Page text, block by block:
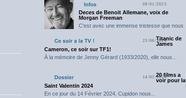
09/01/2025
Deces de Benoit Allemane, voix de
Morgan Freeman
C'est avec une immense tristesse que nous
23/06/2024Titanic de
James
Cameron, ce soir sur TF1!
À la mémoire de Jenny Gérard (1933/2020), elle nous...
14/02/202420 films a
voir pour la
Saint Valentin 2024
En ce jour du 14 Février 2024, Cupidon nous...